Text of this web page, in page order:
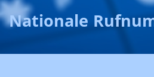
Nationale